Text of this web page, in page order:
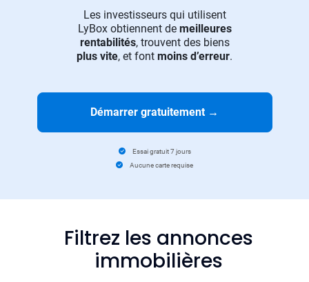
Les investisseurs qui utilisent
LyBox obtiennent de meilleures
rentabilités, trouvent des biens
plus vite, et font moins d’erreur.
Démarrer gratuitement →
Essai gratuit 7 jours
Aucune carte requise
Filtrez les annonces
immobilières